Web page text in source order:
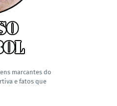
marcantes do
e fatos que